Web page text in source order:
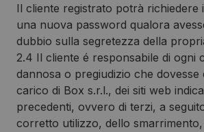
Il cliente registrato potrà richiedere
una nuova password qualora
dubbio sulla segretezza della
2.4 Il cliente é responsabile di ogni
dannosa o pregiudizio che dovesse
carico di Box s.r.l., dei siti web
precedenti, ovvero di terzi, a
corretto utilizzo, dello